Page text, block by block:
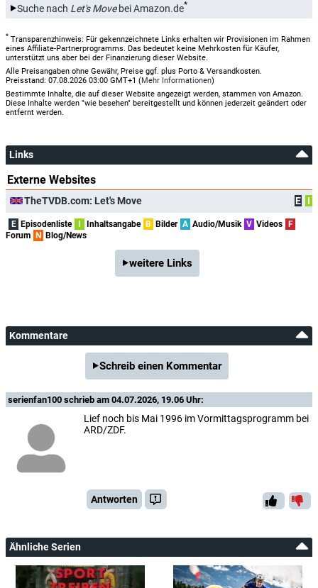
Suche nach Let's Movebei Amazon.de*
* Transparenzhinweis: Für gekennzeichnete Links erhalten wir Provisionen im Rahmen
eines Affiliate-Partnerprogramms. Das bedeutet keine Mehrkosten für Käufer,
unterstützt uns aber bei der Finanzierung dieser Website.
Alle Preisangaben ohne Gewähr, Preise ggf. plus Porto & Versandkosten.
Preisstand: 07.08.2026 03:00 GMT+1 (Mehr Informationen)
Bestimmte Inhalte, die auf dieser Website angezeigt werden, stammen von Amazon.
Diese Inhalte werden "wie besehen" bereitgestellt und können jederzeit geändert oder
entfernt werden.
Links
Externe Websites
TheTVDB.com: Let's Move E I
E Episodenliste I Inhaltsangabe B Bilder A Audio/Musik V Videos F
Forum N Blog/News
weitere Links
Kommentare
Schreib einen Kommentar
serienfan100 schrieb am 04.07.2026, 19.06 Uhr:
Lief noch bis Mai 1996 im Vormittagsprogramm bei
ARD/ZDF.
Antworten
Ähnliche Serien